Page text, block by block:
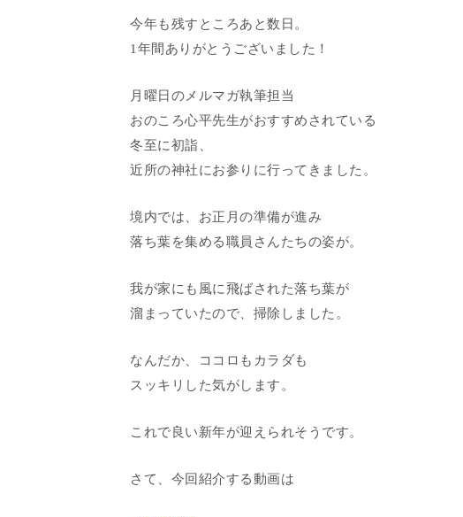
今年も残すところあと数日。
1年間ありがとうございました！
月曜日のメルマガ執筆担当
おのころ心平先生がおすすめされている
冬至に初詣、
近所の神社にお参りに行ってきました。
境内では、お正月の準備が進み
落ち葉を集める職員さんたちの姿が。
我が家にも風に飛ばされた落ち葉が
溜まっていたので、掃除しました。
なんだか、ココロもカラダも
スッキリした気がします。
これで良い新年が迎えられそうです。
さて、今回紹介する動画は